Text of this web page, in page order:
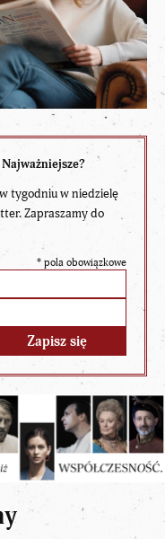
tygodniu w niedzielę
Zapraszamy do
* pola obowiązkowe